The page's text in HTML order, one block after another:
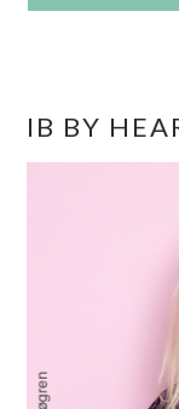
IB BY